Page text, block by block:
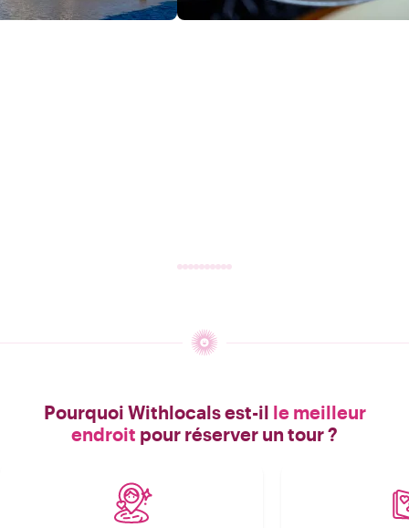
Pourquoi Withlocals est-il le meilleur
endroit pour réserver un tour ?